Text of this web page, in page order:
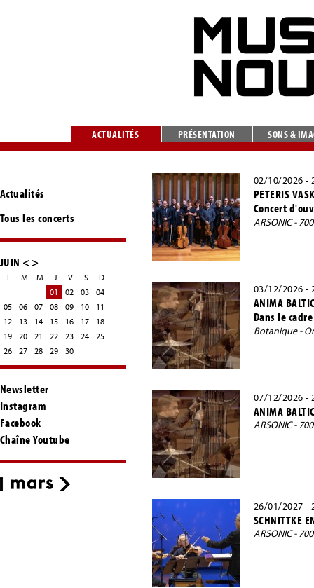
ACTUALITÉS PRÉSENTATION SONS &
Actualités
Tous les concerts
JUIN <>
L M M J V S
D
01
02 03
04
05
06 07 08 09 10
11
12
13 14 15 16 17
18
19
20 21 22 23 24
25
26
27 28 29 30
Newsletter
Instagram
Facebook
Chaîne Youtube
02/10/2026 -
PETERIS
Concert
ARSONIC -
03/12/2026 -
ANIMA
Dans le
Botanique -
07/12/2026 -
ANIMA
ARSONIC -
26/01/2027 -
SCHNITTKE
ARSONIC -